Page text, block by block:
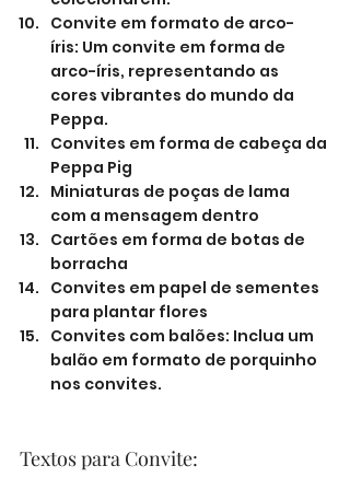
Convite em formato de arco-
íris: Um convite em forma de
arco-íris, representando as
cores vibrantes do mundo da
Peppa.
Convites em forma de cabeça da
Peppa Pig
Miniaturas de poças de lama
com a mensagem dentro
Cartões em forma de botas de
borracha
Convites em papel de sementes
para plantar flores
Convites com balões: Inclua um
balão em formato de porquinho
nos convites.
Textos para Convite: